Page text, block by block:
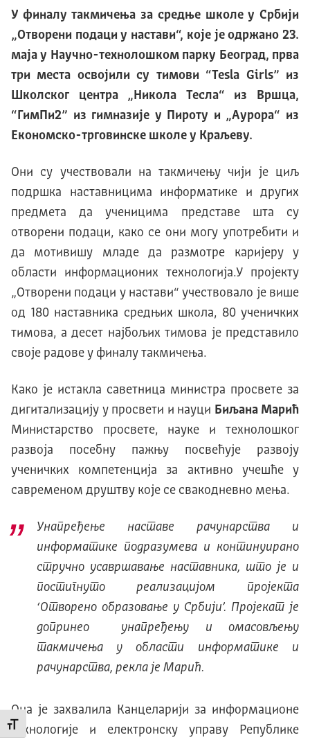
Промени величину слова
У финалу такмичења за средње школе у Србији
„Отворени подаци у настави“, које је одржано 23.
маја у Научно-технолошком парку Београд, прва
три места освојили су тимови “Tesla Girls” из
Школског центра „Никола Тесла“ из Вршца,
“ГимПи2” из гимназије у Пироту и „Аурора“ из
Економско-трговинске школе у Краљеву.
Они су учествовали на такмичењу чији је циљ
подршка наставницима информатике и других
предмета да ученицима представе шта су
отворени подаци, како се они могу употребити и
да мотивишу младе да размотре каријеру у
области информационих технологија.У пројекту
„Отворени подаци у настави“ учествовало је више
од 180 наставника средњих школа, 80 ученичких
тимова, а десет најбољих тимова је представило
своје радове у финалу такмичења.
Како је истакла саветница министра просвете за
дигитализацију у просвети и науци Биљана Марић
Министарство просвете, науке и технолошког
развоја посебну пажњу посвећује развоју
ученичких компетенција за активно учешће у
савременом друштву које се свакодневно мења.
Унапређење наставе рачунарства и
информатике подразумева и континуирано
стручно усавршавање наставника, што је и
постигнуто реализацијом пројекта
‘Отворено образовање у Србији’. Пројекат је
допринео унапређењу и омасовљењу
такмичења у области информатике и
рачунарства, рекла је Марић.
Она је захвалила Канцеларији за информационе
технологије и електронску управу Републике